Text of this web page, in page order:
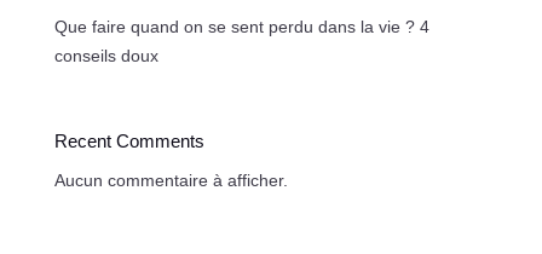
Que faire quand on se sent perdu dans la vie ? 4
conseils doux
Recent Comments
Aucun commentaire à afficher.